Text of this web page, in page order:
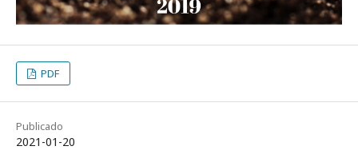
PDF
Publicado
2021-01-20